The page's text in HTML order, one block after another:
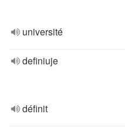
université
definiuje
définit